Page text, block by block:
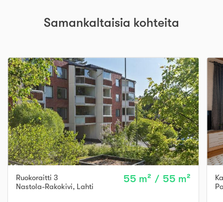
Samankaltaisia kohteita
Ruokoraitti 3
Nastola-Rakokivi, Lahti
55 m² / 55 m²